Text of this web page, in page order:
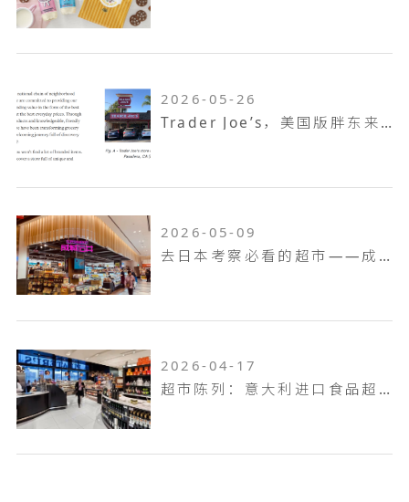
2026-05-26
Trader Joe’s，美国版胖东来，如何成为了坪效之王
2026-05-09
去日本考察必看的超市——成城石井
2026-04-17
超市陈列：意大利进口食品超市Pusateri's